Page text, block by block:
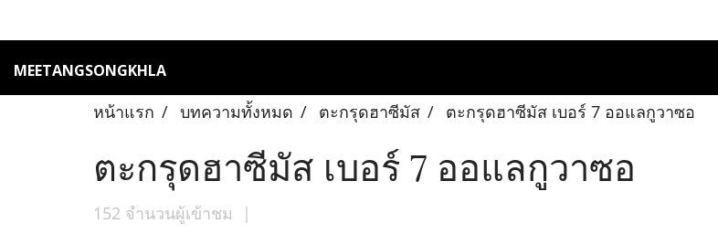
MEETANGSONGKHLA
หน้าแรก บทความทั้งหมด ตะกรุดฮาซีมัส ตะกรุดฮาซีมัส เบอร์ 7 ออแลกูวาซอ
ตะกรุดฮาซีมัส เบอร์ 7 ออแลกูวาซอ
152 จำนวนผู้เข้าชม |